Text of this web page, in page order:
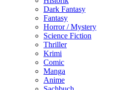
Dark Fantasy
Fantasy
Horror / Mystery
Science Fiction
Thriller
Krimi
Comic
Manga
Anime